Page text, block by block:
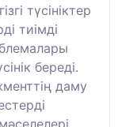
түсініктер
тиімді
береді.
даму